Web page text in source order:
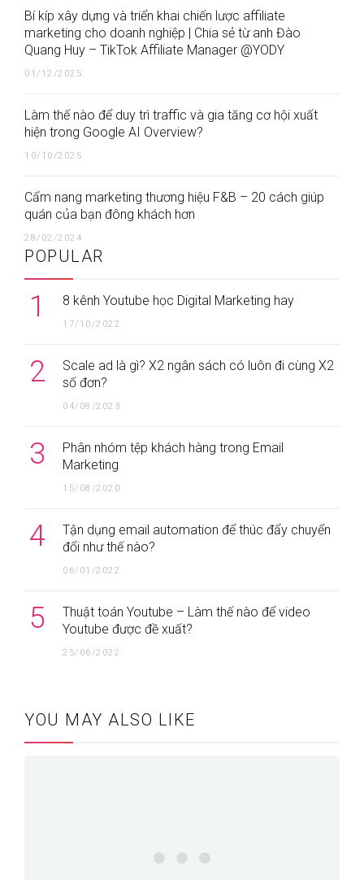
Bí kíp xây dựng và triển khai chiến lược affiliate
marketing cho doanh nghiệp | Chia sẻ từ anh Đào
Quang Huy – TikTok Affiliate Manager @YODY
01/12/2025
Làm thế nào để duy trì traffic và gia tăng cơ hội xuất
hiện trong Google AI Overview?
10/10/2025
Cẩm nang marketing thương hiệu F&B – 20 cách giúp
quán của bạn đông khách hơn
28/02/2024
POPULAR
1 8 kênh Youtube học Digital Marketing hay
17/10/2022
2
Scale ad là gì? X2 ngân sách có luôn đi cùng X2
số đơn?
04/08/2023
3
Phân nhóm tệp khách hàng trong Email
Marketing
15/08/2020
4
Tận dụng email automation để thúc đẩy chuyển
đổi như thế nào?
06/01/2022
5
Thuật toán Youtube – Làm thế nào để video
Youtube được đề xuất?
25/06/2022
YOU MAY ALSO LIKE